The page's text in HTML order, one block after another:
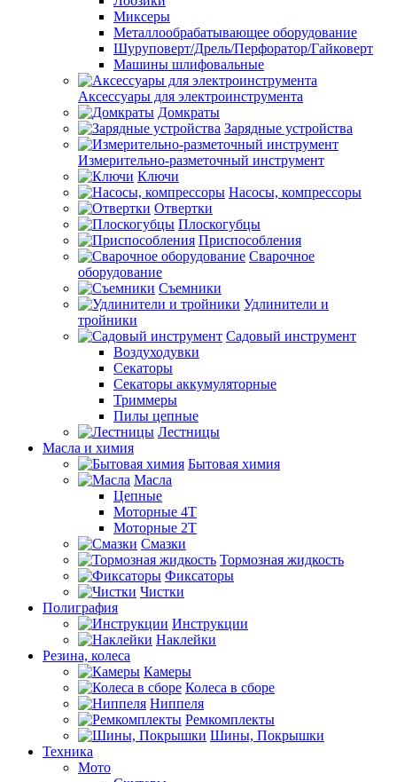
Миксеры
Металлообрабатывающее оборудование
Шуруповерт/Дрель/Перфоратор/Гайковерт
Машины шлифовальные
Аксессуары для электроинструмента
Домкраты
Зарядные устройства
Измерительно-разметочный инструмент
Ключи
Насосы, компрессоры
Отвертки
Плоскогубцы
Приспособления
Сварочное
оборудование
Съемники
Удлинители и
тройники
Садовый инструмент
Воздуходувки
Секаторы
Секаторы аккумуляторные
Триммеры
Пилы цепные
Лестницы
Масла и химия
Бытовая химия
Масла
Цепные
Моторные 4Т
Моторные 2Т
Смазки
Тормозная жидкость
Фиксаторы
Чистки
Полиграфия
Инструкции
Наклейки
Резина, колеса
Камеры
Колеса в сборе
Ниппеля
Ремкомплекты
Шины, Покрышки
Техника
Мото